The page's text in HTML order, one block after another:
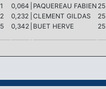
1 0,064 PAQUEREAU FABIEN 25
2 0,232 CLEMENT GILDAS 25
5 0,342 BUET HERVE 25